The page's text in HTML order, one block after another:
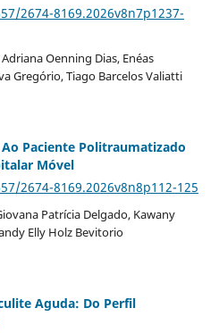
2674-8169.2026v8n7p1237-
Oenning Dias, Enéas
Gregório, Tiago Barcelos Valiatti
Paciente Politraumatizado
Móvel
2674-8169.2026v8n8p112-125
Patrícia Delgado, Kawany
Elly Holz Bevitorio
Aguda: Do Perfil